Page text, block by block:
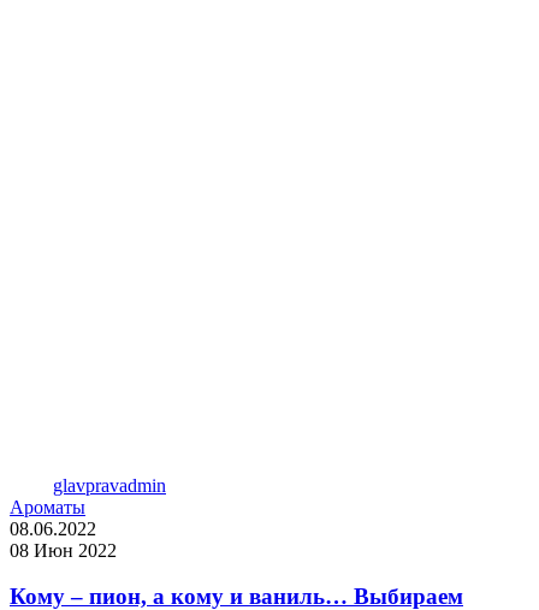
glavpravadmin
Ароматы
08.06.2022
08 Июн 2022
Кому – пион, а кому и ваниль… Выбираем